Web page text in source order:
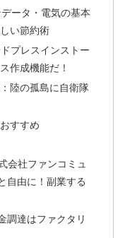
ータ・電気の基本
い節約術
プレスインストー
作成機能だ！
陸の孤島に自衛隊
すすめ
会社ファンコミュ
自由に！副業する
調達はファクタリ